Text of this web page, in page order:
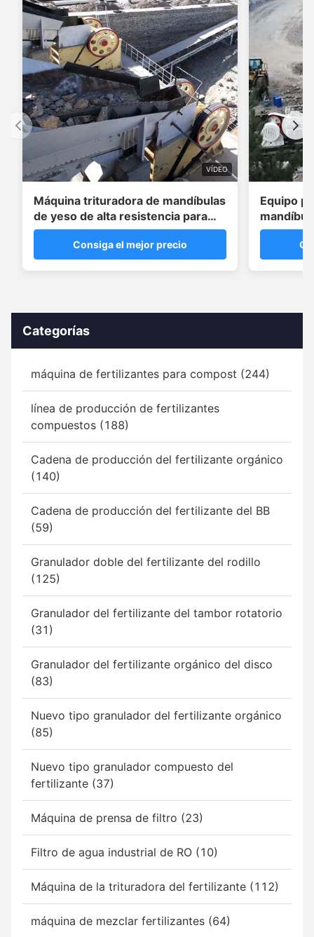
VÍDEO
Máquina trituradora de mandíbulas
de yeso de alta resistencia para
enmiendas de suelos
Consiga el mejor precio
Equipo
t/h
Categorías
máquina de fertilizantes para compost (244)
línea de producción de fertilizantes
compuestos (188)
Cadena de producción del fertilizante orgánico
(140)
Cadena de producción del fertilizante del BB
(59)
Granulador doble del fertilizante del rodillo
(125)
Granulador del fertilizante del tambor rotatorio
(31)
Granulador del fertilizante orgánico del disco
(83)
Nuevo tipo granulador del fertilizante orgánico
(85)
Nuevo tipo granulador compuesto del
fertilizante (37)
Máquina de prensa de filtro (23)
Filtro de agua industrial de RO (10)
Máquina de la trituradora del fertilizante (112)
máquina de mezclar fertilizantes (64)